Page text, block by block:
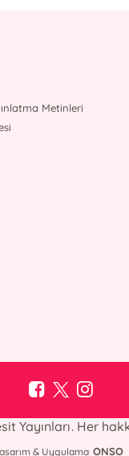
Metinleri
Yayınları. Her
& Uygulama ONSO